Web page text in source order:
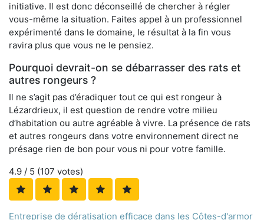
initiative. Il est donc déconseillé de chercher à régler
vous-même la situation. Faites appel à un professionnel
expérimenté dans le domaine, le résultat à la fin vous
ravira plus que vous ne le pensiez.
Pourquoi devrait-on se débarrasser des rats et
autres rongeurs ?
Il ne s’agit pas d’éradiquer tout ce qui est rongeur à
Lézardrieux, il est question de rendre votre milieu
d’habitation ou autre agréable à vivre. La présence de rats
et autres rongeurs dans votre environnement direct ne
présage rien de bon pour vous ni pour votre famille.
4.9 / 5 (107 votes)
Entreprise de dératisation efficace dans les Côtes-d'armor